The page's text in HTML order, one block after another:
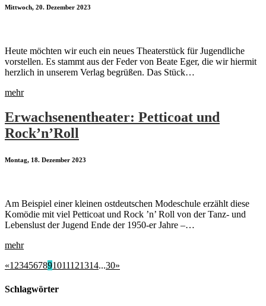
Mittwoch, 20. Dezember 2023
Heute möchten wir euch ein neues Theaterstück für Jugendliche
vorstellen. Es stammt aus der Feder von Beate Eger, die wir hiermit
herzlich in unserem Verlag begrüßen. Das Stück…
mehr
Erwachsenentheater: Petticoat und
Rock’n’Roll
Montag, 18. Dezember 2023
Am Beispiel einer kleinen ostdeutschen Modeschule erzählt diese
Komödie mit viel Petticoat und Rock ’n’ Roll von der Tanz- und
Lebenslust der Jugend Ende der 1950-er Jahre –…
mehr
«1234567891011121314...30»
Schlagwörter